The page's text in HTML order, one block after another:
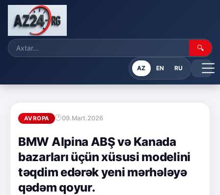
🔍
AZ EN RU
AVROPA 09.Mart.2026
BMW Alpina ABŞ və Kanada
bazarları üçün xüsusi modelini
təqdim edərək yeni mərhələyə
qədəm qoyur.